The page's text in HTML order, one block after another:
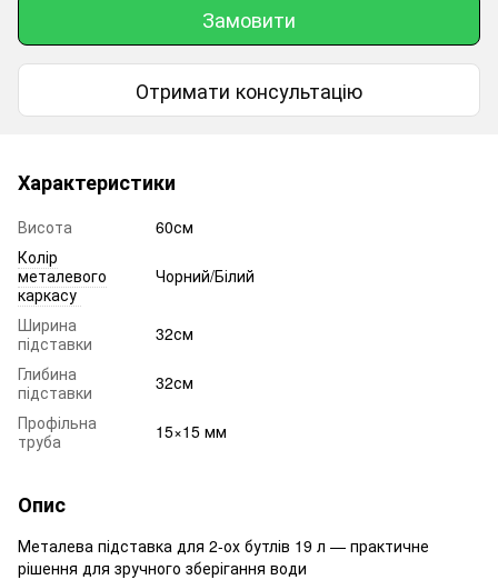
Замовити
Отримати консультацію
Характеристики
Висота
60см
Колір
металевого
каркасу
Чорний/Білий
Ширина
підставки
32см
Глибина
підставки
32см
Профільна
труба
15×15 мм
Опис
Металева підставка для 2-ох бутлів 19 л — практичне
рішення для зручного зберігання води